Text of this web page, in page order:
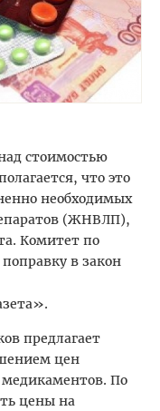
стоимостью
что это
необходимых
(ЖНВЛП),
Комитет по
в закон
предлагает
цен
По
цены на